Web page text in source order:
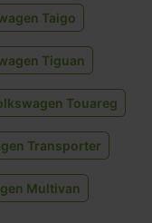
Taigo
Tiguan
Touareg
Transporter
Multivan